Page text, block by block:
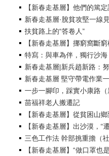
【新春走基層】他們的篤
新春走基層·脫貧攻堅一線
扶貧路上的“答卷人”
【新春走基層】挪窮窩斷
特寫：與車為伴，獨行沙海
新春走基層|新兵趙新路：
新春走基層 堅守帶電作業
一步一腳印，踩實小康路（
苗福祥老人搬遷記
【新春走基層】從貧困山
【新春走基層】出沙漠，“
三色工作法 幹部挑重擔（
【新春走基層】“做口罩也